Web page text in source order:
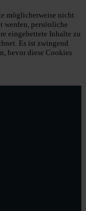
möglicherweise nicht
werden, persönliche
eingebettete Inhalte zu
Es ist zwingend
bevor diese Cookies